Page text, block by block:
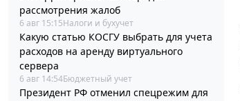
рассмотрения жалоб
6 авг 15:15Налоги и бухучет
Какую статью КОСГУ выбрать для учета
расходов на аренду виртуального
сервера
6 авг 14:54Бюджетный учет
Президент РФ отменил спецрежим для